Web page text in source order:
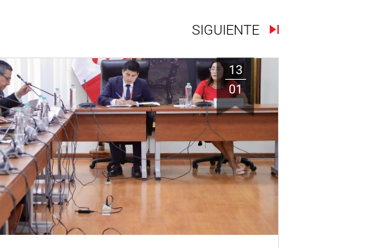
SIGUIENTE
13
01